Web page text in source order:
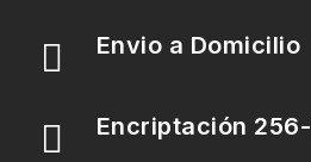
 Envio a Domicilio
 Encriptación